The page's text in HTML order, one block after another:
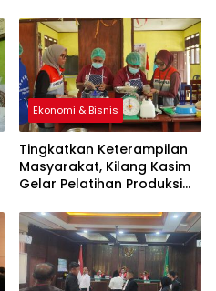
Ekonomi & Bisnis
Tingkatkan Keterampilan
Masyarakat, Kilang Kasim
Gelar Pelatihan Produksi